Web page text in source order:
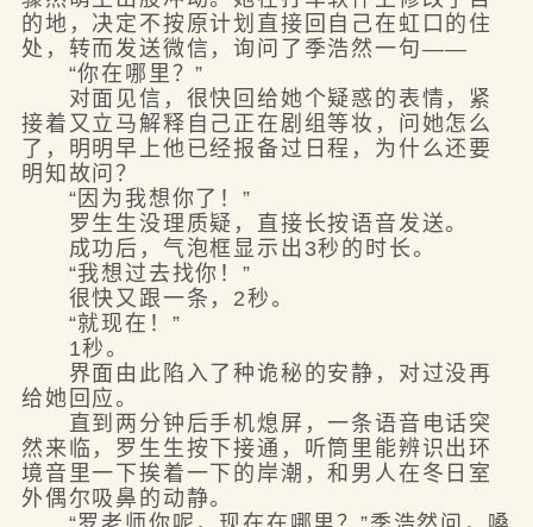
的地，决定不按原计划直接回自己在虹口的住
处，转而发送微信，询问了季浩然一句——
“你在哪里？”
对面见信，很快回给她个疑惑的表情，紧
接着又立马解释自己正在剧组等妆，问她怎么
了，明明早上他已经报备过日程，为什么还要
明知故问？
“因为我想你了！”
罗生生没理质疑，直接长按语音发送。
成功后，气泡框显示出3秒的时长。
“我想过去找你！”
很快又跟一条，2秒。
“就现在！”
1秒。
界面由此陷入了种诡秘的安静，对过没再
给她回应。
直到两分钟后手机熄屏，一条语音电话突
然来临，罗生生按下接通，听筒里能辨识出环
境音里一下挨着一下的岸潮，和男人在冬日室
外偶尔吸鼻的动静。